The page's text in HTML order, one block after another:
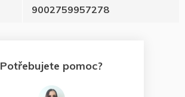
9002759957278
Potřebujete pomoc?